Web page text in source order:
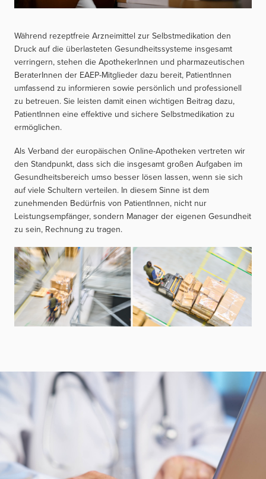
Während rezeptfreie Arzneimittel zur Selbstmedikation den
Druck auf die überlasteten Gesundheitssysteme insgesamt
verringern, stehen die ApothekerInnen und pharmazeutischen
BeraterInnen der EAEP-Mitglieder dazu bereit, PatientInnen
umfassend zu informieren sowie persönlich und professionell
zu betreuen. Sie leisten damit einen wichtigen Beitrag dazu,
PatientInnen eine effektive und sichere Selbstmedikation zu
ermöglichen.
Als Verband der europäischen Online-Apotheken vertreten wir
den Standpunkt, dass sich die insgesamt großen Aufgaben im
Gesundheitsbereich umso besser lösen lassen, wenn sie sich
auf viele Schultern verteilen. In diesem Sinne ist dem
zunehmenden Bedürfnis von PatientInnen, nicht nur
Leistungsempfänger, sondern Manager der eigenen Gesundheit
zu sein, Rechnung zu tragen.